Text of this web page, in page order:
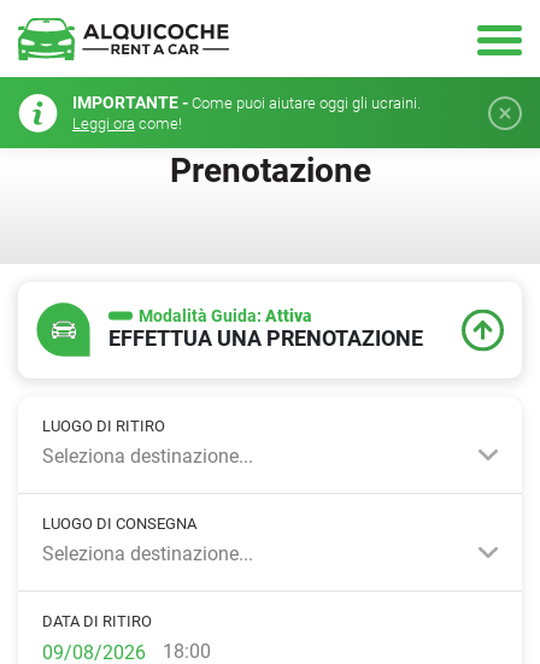
IMPORTANTE - Come puoi aiutare oggi gli ucraini.
Leggi ora come!
Prenotazione
Modalità Guida: Attiva
EFFETTUA UNA PRENOTAZIONE
LUOGO DI RITIRO
Seleziona destinazione...
LUOGO DI CONSEGNA
Seleziona destinazione...
DATA DI RITIRO
18:00